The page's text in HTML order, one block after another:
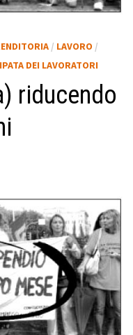
/ LAVORO /
DEI LAVORATORI
riducendo